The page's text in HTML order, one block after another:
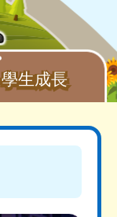
學生成長